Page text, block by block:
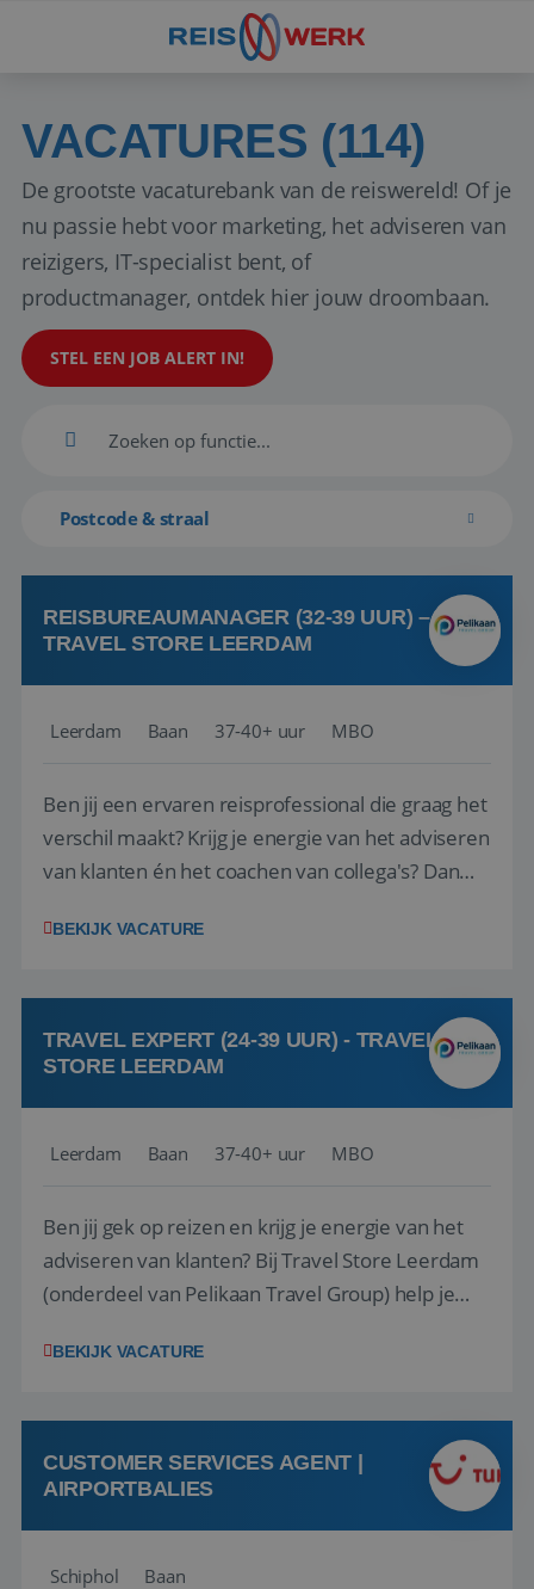
VACATURES (114)
De grootste vacaturebank van de reiswereld! Of je
nu passie hebt voor marketing, het adviseren van
reizigers, IT-specialist bent, of
productmanager, ontdek hier jouw droombaan.
STEL EEN JOB ALERT IN!
Postcode & straal
REISBUREAUMANAGER (32-39 UUR) –
TRAVEL STORE LEERDAM
Leerdam Baan 37-40+ uur MBO
Ben jij een ervaren reisprofessional die graag het
verschil maakt? Krijg je energie van het adviseren
van klanten én het coachen van collega's? Dan
(onderdeel van Pelikaan Travel Group) zoeken
team het reisbureau verder...
BEKIJK VACATURE
TRAVEL EXPERT (24-39 UUR) - TRAVEL
STORE LEERDAM
Leerdam Baan 37-40+ uur MBO
Ben jij gek op reizen en krijg je energie van het
adviseren van klanten? Bij Travel Store Leerdam
(onderdeel van Pelikaan Travel Group) help je
vinden. Samen maken we van elke reis een
hebt in de reisbranche of j...
BEKIJK VACATURE
CUSTOMER SERVICES AGENT |
AIRPORTBALIES
Schiphol Baan